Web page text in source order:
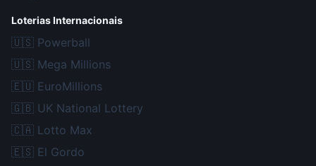
Loterias Internacionais
🇺🇸 Powerball
🇺🇸 Mega Millions
🇪🇺 EuroMillions
🇬🇧 UK National Lottery
🇨🇦 Lotto Max
🇪🇸 El Gordo